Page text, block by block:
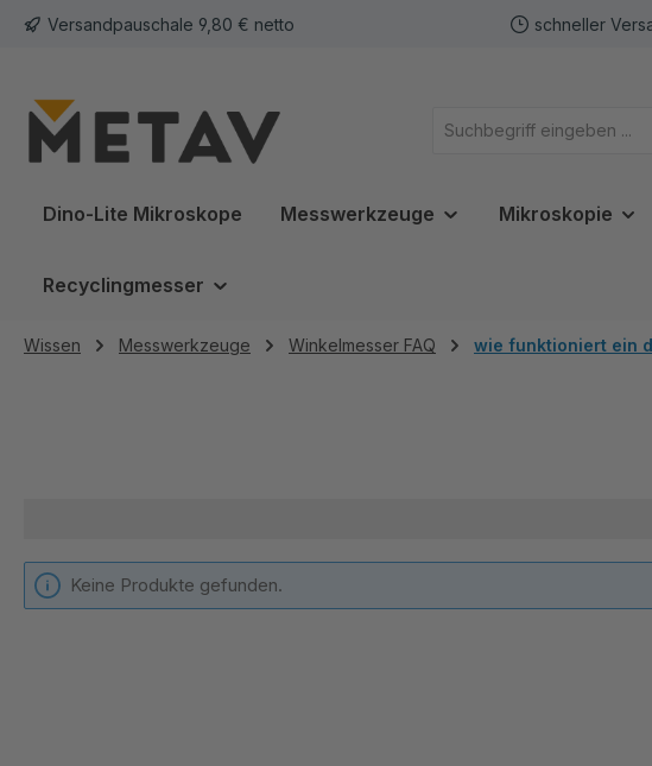
Zur Hauptnavigation springen
Versandpauschale 9,80 € netto schneller
Dino-Lite Mikroskope Messwerkzeuge Mikroskopie
Recyclingmesser
Wissen Messwerkzeuge Winkelmesser FAQ wie funktioniert ein
Keine Produkte gefunden.